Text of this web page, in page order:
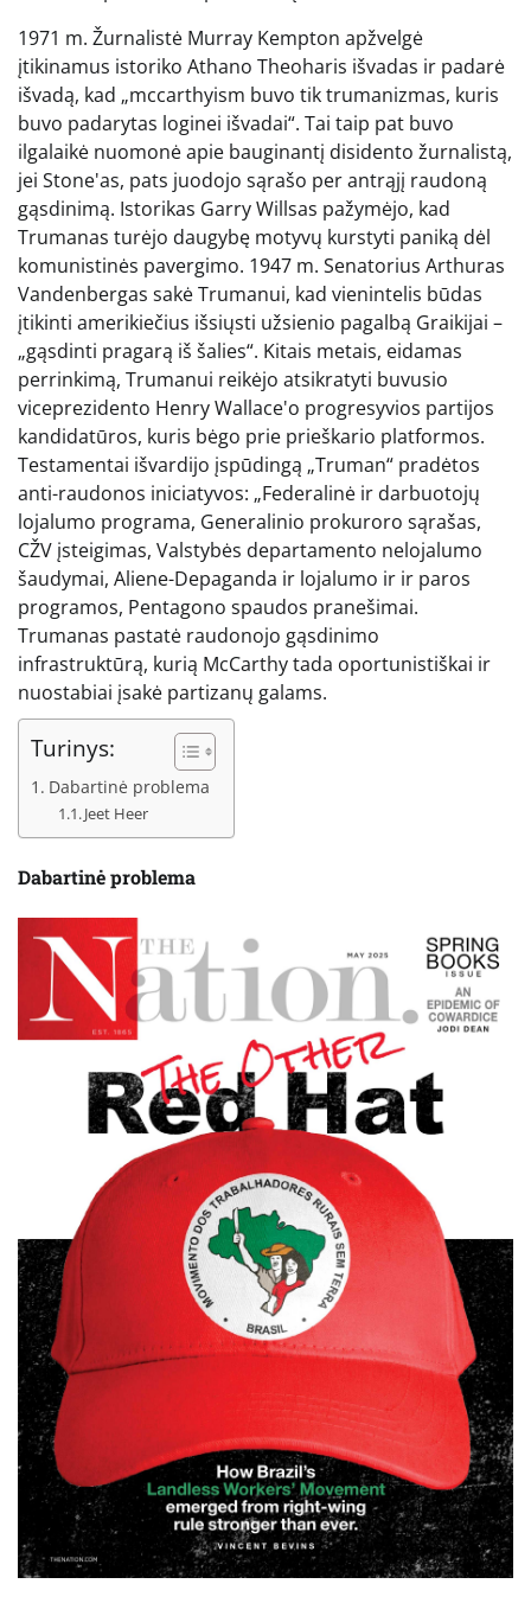
1971 m. Žurnalistė Murray Kempton apžvelgė
įtikinamus istoriko Athano Theoharis išvadas ir padarė
išvadą, kad „mccarthyism buvo tik trumanizmas, kuris
buvo padarytas loginei išvadai“. Tai taip pat buvo
ilgalaikė nuomonė apie bauginantį disidento žurnalistą,
jei Stone'as, pats juodojo sąrašo per antrąjį raudoną
gąsdinimą. Istorikas Garry Willsas pažymėjo, kad
Trumanas turėjo daugybę motyvų kurstyti paniką dėl
komunistinės pavergimo. 1947 m. Senatorius Arthuras
Vandenbergas sakė Trumanui, kad vienintelis būdas
įtikinti amerikiečius išsiųsti užsienio pagalbą Graikijai –
„gąsdinti pragarą iš šalies“. Kitais metais, eidamas
perrinkimą, Trumanui reikėjo atsikratyti buvusio
viceprezidento Henry Wallace'o progresyvios partijos
kandidatūros, kuris bėgo prie prieškario platformos.
Testamentai išvardijo įspūdingą „Truman“ pradėtos
anti-raudonos iniciatyvos: „Federalinė ir darbuotojų
lojalumo programa, Generalinio prokuroro sąrašas,
CŽV įsteigimas, Valstybės departamento nelojalumo
šaudymai, Aliene-Depaganda ir lojalumo ir ir paros
programos, Pentagono spaudos pranešimai.
Trumanas pastatė raudonojo gąsdinimo
infrastruktūrą, kurią McCarthy tada oportunistiškai ir
nuostabiai įsakė partizanų galams.
Turinys:
Dabartinė problema
Jeet Heer
Dabartinė problema